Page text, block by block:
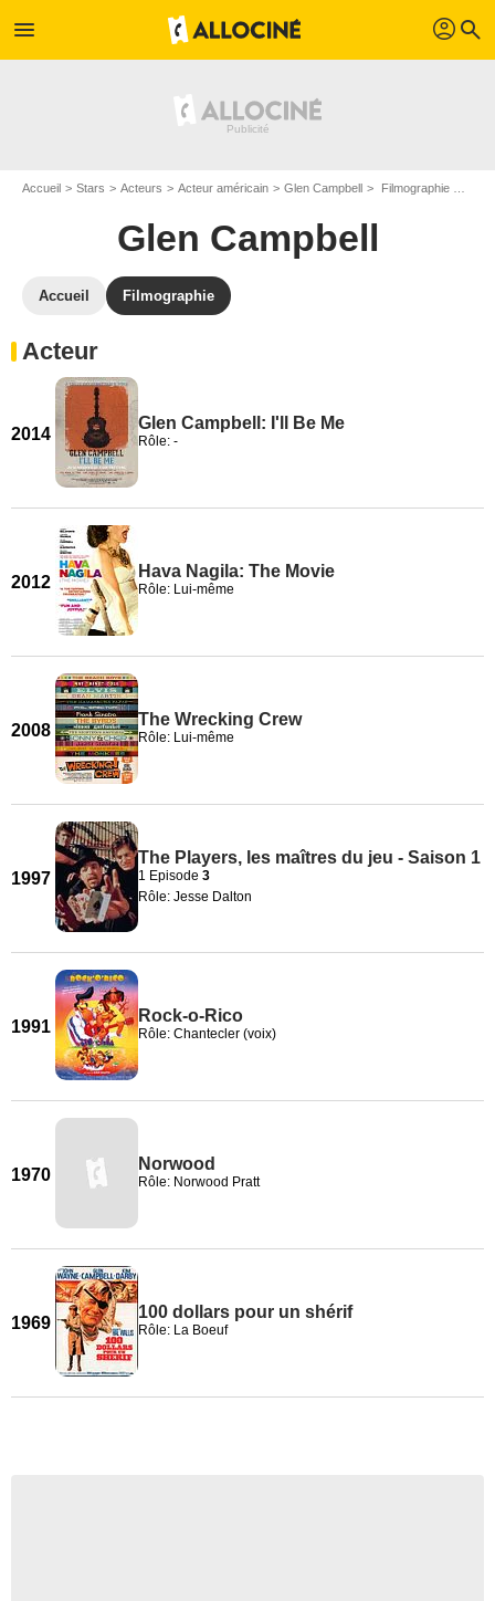
menu profil search
Accueil Stars Acteurs Acteur américain Glen Campbell Filmographie Glen Campbell
Glen Campbell
Accueil Filmographie
Acteur
2014
Glen Campbell: I'll Be Me
Rôle: -
2012
Hava Nagila: The Movie
Rôle: Lui-même
2008
The Wrecking Crew
Rôle: Lui-même
1997
The Players, les maîtres du jeu - Saison 1
1 Episode 3
Rôle: Jesse Dalton
1991
Rock-o-Rico
Rôle: Chantecler (voix)
1970
Norwood
Rôle: Norwood Pratt
1969
100 dollars pour un shérif
Rôle: La Boeuf